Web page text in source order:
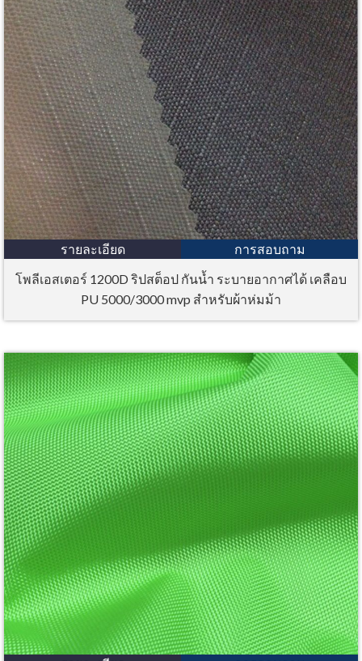
รายละเอียด
การสอบถาม
โพลีเอสเตอร์ 1200D ริปสต็อป กันน้ำ ระบายอากาศได้ เคลือบ
PU 5000/3000 mvp สำหรับผ้าห่มม้า